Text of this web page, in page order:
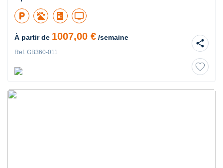
local_parking tv
À partir de 1007,00 € /semaine
Ref. GB360-011
share